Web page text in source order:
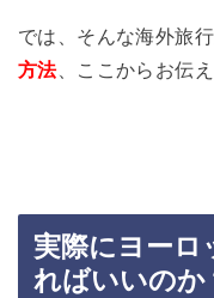
では、そんな海外旅
方法、ここからお伝
実際にヨー
ればいいのか